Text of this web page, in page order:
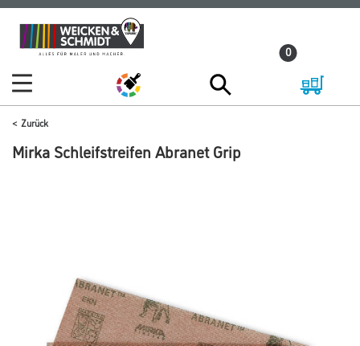
Zum
Inhalt
Zum
Navigationsmenü
0
Zurück
Mirka Schleifstreifen Abranet Grip